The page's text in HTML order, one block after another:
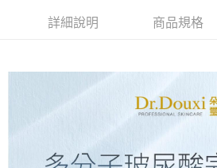
詳細說明 商品規格